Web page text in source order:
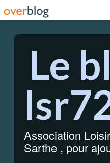
Le
Association
Sarthe , pour